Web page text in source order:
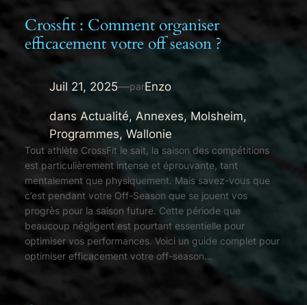
Crossfit : Comment organiser
efficacement votre off season ?
Juil 21, 2025—parEnzo
dans Actualité, Annexes, Molsheim
Programmes, Wallonie
Tout athlète CrossFit le sait, la saison des compétitions
est particulièrement intense et éprouvante, tant
mentalement que physiquement. Mais savez-vous que
c’est pendant votre Off-Season que se jouent vos
progrès pour la saison future. Cette période que
beaucoup négligent est pourtant essentielle pour
optimiser vos performances. Voici un guide complet pour
optimiser efficacement votre off-season…